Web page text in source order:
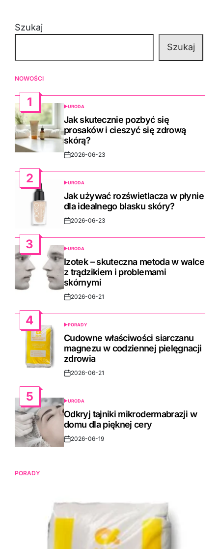
Szukaj
Szukaj
NOWOŚCI
1
POSTED
IN
URODA
Jak skutecznie pozbyć się
prosaków i cieszyć się zdrową
skórą?
Post2026-06-23
2
POSTED
IN
URODA
Jak używać rozświetlacza w płynie
dla idealnego blasku skóry?
Post2026-06-23
3
POSTED
IN
URODA
Izotek – skuteczna metoda w walce
z trądzikiem i problemami
skórnymi
Post2026-06-21
4
POSTED
IN
PORADY
Cudowne właściwości siarczanu
magnezu w codziennej pielęgnacji
zdrowia
Post2026-06-21
5
POSTED
IN
URODA
Odkryj tajniki mikrodermabrazji w
domu dla pięknej cery
Post2026-06-19
PORADY